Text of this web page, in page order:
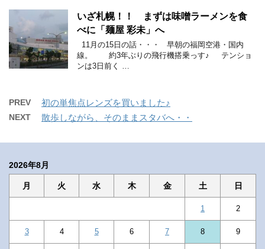
いざ札幌！！ まずは味噌ラーメンを食
べに「麺屋 彩未」へ
11月の15日の話・・・ 早朝の福岡空港・国内
線。 約3年ぶりの飛行機搭乗っす♪ テンショ
ンは3日前く …
PREV 初の単焦点レンズを買いました♪
NEXT 散歩しながら、そのままスタバへ・・
2026年8月
月 火 水 木 金 土 日
1 2
3 4 5 6 7 8 9